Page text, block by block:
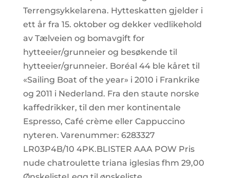
Terrengsykkelarena. Hytteskatten gjelder i
ett år fra 15. oktober og dekker vedlikehold
av Tælveien og bomavgift for
hytteeier/grunneier og besøkende til
hytteeier/grunneier. Boréal 44 ble kåret til
«Sailing Boat of the year» i 2010 i Frankrike
og 2011 i Nederland. Fra den staute norske
kaffedrikker, til den mer kontinentale
Espresso, Café crème eller Cappuccino
nyteren. Varenummer: 6283327
LR03P4B/10 4PK.BLISTER AAA POW Pris
nude chatroulette triana iglesias fhm 29,00